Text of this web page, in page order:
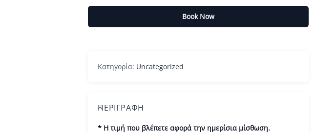
Book Now
Κατηγορία: Uncategorized
ΠΕΡΙΓΡΑΦΉ
* Η τιμή που βλέπετε αφορά την ημερίσια μίσθωση.